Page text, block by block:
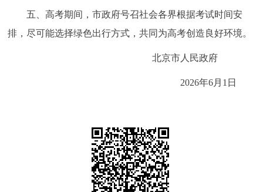
五、高考期间，市政府号召社会各界根据考试时间安
排，尽可能选择绿色出行方式，共同为高考创造良好环境。
北京市人民政府
2026年6月1日